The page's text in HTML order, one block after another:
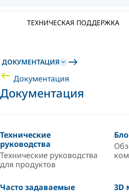
ТЕХНИЧЕСКАЯ ПОДДЕРЖКА
ДОКУМЕНТАЦИЯ
Документация
Документация
Технические
руководства
Технические руководства
для продуктов
Часто задаваемые
3D